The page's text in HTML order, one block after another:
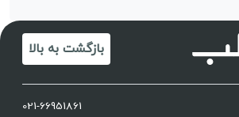
بازگشت به بالا
021-66951861